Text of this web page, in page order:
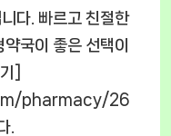
다. 빠르고 친절한
국이 좋은 선택이
]
pharmacy/26
.